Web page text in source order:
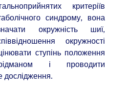
критеріїв
синдрому, вона
окружність шиї,
окружності
ступінь положення
і проводити
дослідження.